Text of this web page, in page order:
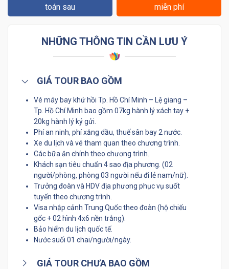
toán sau
miễn phí
NHỮNG THÔNG TIN CẦN LƯU Ý
GIÁ TOUR BAO GỒM
Vé máy bay khứ hồi Tp. Hồ Chí Minh – Lệ giang –
Tp. Hồ Chí Minh bao gồm 07kg hành lý xách tay +
20kg hành lý ký gửi.
Phí an ninh, phí xăng dầu, thuế sân bay 2 nước.
Xe du lịch và vé tham quan theo chương trình.
Các bữa ăn chính theo chương trình.
Khách sạn tiêu chuẩn 4 sao địa phương. (02
người/phòng, phòng 03 người nếu đi lẻ nam/nữ).
Trưởng đoàn và HDV địa phương phục vụ suốt
tuyến theo chương trình.
Visa nhập cảnh Trung Quốc theo đoàn (hộ chiếu
gốc + 02 hình 4x6 nền trắng).
Bảo hiểm du lịch quốc tế.
Nước suối 01 chai/người/ngày.
GIÁ TOUR CHƯA BAO GỒM